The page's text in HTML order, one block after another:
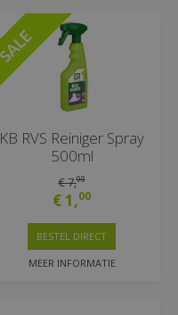
KB RVS Reiniger Spray
500ml
€7,99
€1,00
MEER INFORMATIE
BESTEL DIRECT